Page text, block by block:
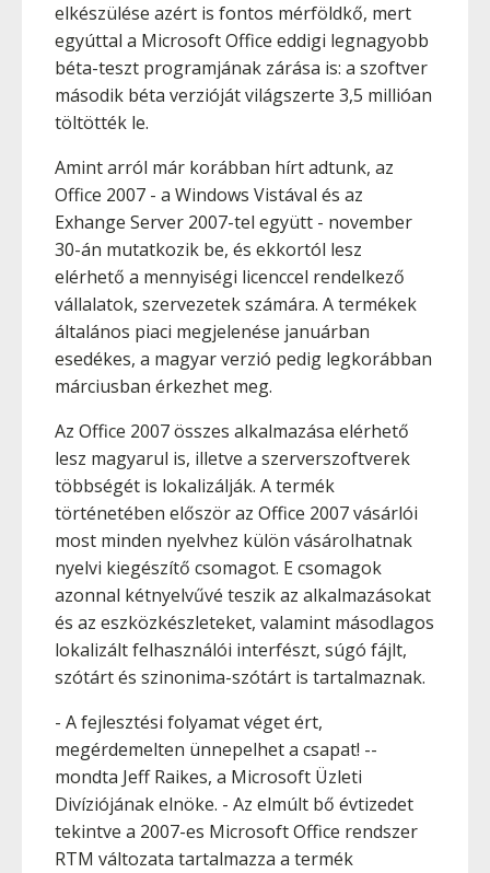
elkészülése azért is fontos mérföldkő, mert
egyúttal a Microsoft Office eddigi legnagyobb
béta-teszt programjának zárása is: a szoftver
második béta verzióját világszerte 3,5 millióan
töltötték le.
Amint arról már korábban hírt adtunk, az
Office 2007 - a Windows Vistával és az
Exhange Server 2007-tel együtt - november
30-án mutatkozik be, és ekkortól lesz
elérhető a mennyiségi licenccel rendelkező
vállalatok, szervezetek számára. A termékek
általános piaci megjelenése januárban
esedékes, a magyar verzió pedig legkorábban
márciusban érkezhet meg.
Az Office 2007 összes alkalmazása elérhető
lesz magyarul is, illetve a szerverszoftverek
többségét is lokalizálják. A termék
történetében először az Office 2007 vásárlói
most minden nyelvhez külön vásárolhatnak
nyelvi kiegészítő csomagot. E csomagok
azonnal kétnyelvűvé teszik az alkalmazásokat
és az eszközkészleteket, valamint másodlagos
lokalizált felhasználói interfészt, súgó fájlt,
szótárt és szinonima-szótárt is tartalmaznak.
- A fejlesztési folyamat véget ért,
megérdemelten ünnepelhet a csapat! --
mondta Jeff Raikes, a Microsoft Üzleti
Divíziójának elnöke. - Az elmúlt bő évtizedet
tekintve a 2007-es Microsoft Office rendszer
RTM változata tartalmazza a termék